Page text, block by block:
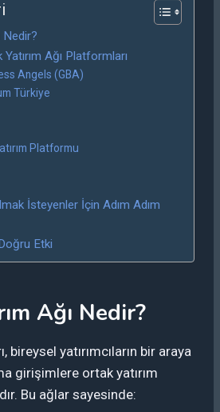
Nedir?
Ağı Platformları
Angels (GBA)
Türkiye
Platformu
İsteyenler İçin Adım Adım
Etki
Ağı Nedir?
bireysel yatırımcıların bir araya
girişimlere ortak yatırım
Bu ağlar sayesinde: